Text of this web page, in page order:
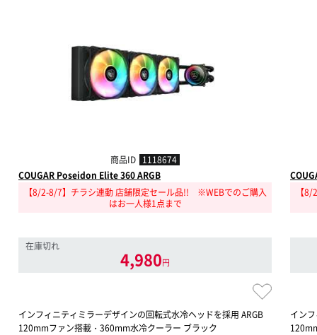
商品ID 1118674
COUGAR Poseidon Elite 360 ARGB
【8/2-8/7】チラシ連動 店舗限定セール品!! ※WEBでのご購入
はお一人様1点まで
在庫切れ
4,980円
インフィニティミラーデザインの回転式水冷ヘッドを採用 ARGB
120mmファン搭載・360mm水冷クーラー ブラック
【
イン